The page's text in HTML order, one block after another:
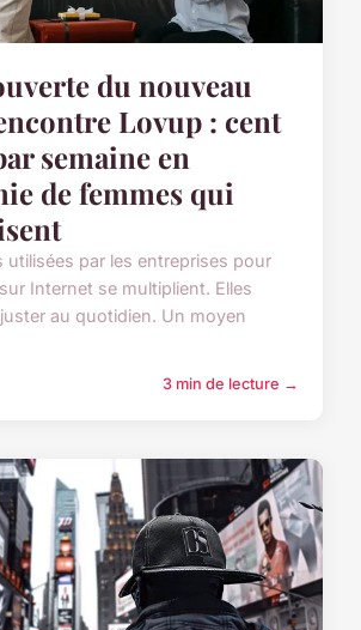
du nouveau
Lovup : cent
semaine en
de femmes qui
utilisées par les entreprises pour
Internet se multiplient. Elles
au quotidien. Un moyen
3 min de lecture →